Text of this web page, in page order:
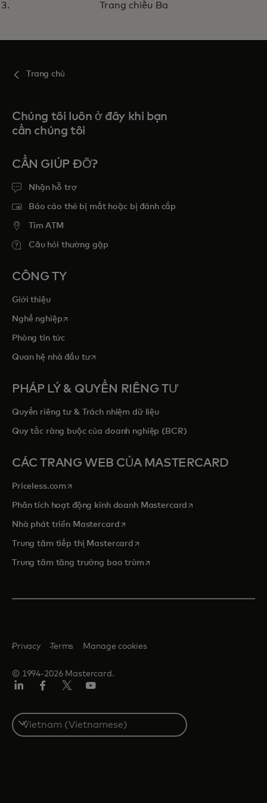
Trang chiếu Ba
Trang chủ
Chúng tôi luôn ở đây khi bạn
cần chúng tôi
CẦN GIÚP ĐỠ?
Nhận hỗ trợ
Báo cáo thẻ bị mất hoặc bị đánh cắp
Tim ATM
Câu hỏi thường gặp
CÔNG TY
Giới thiệu
Nghề nghiệpopens in a new tab
Phòng tin tức
Quan hệ nhà đầu tưopens in a new tab
PHÁP LÝ & QUYỀN RIÊNG TƯ
Quyền riêng tư & Trách nhiệm dữ liệu
Quy tắc ràng buộc của doanh nghiệp (BCR)
CÁC TRANG WEB CỦA MASTERCARD
Priceless.com opens in a new tab
Phân tích hoạt động kinh doanh Mastercard opens in a new tab
Nhà phát triển Mastercardopens in a new tab
Trung tâm tiếp thị Mastercardopens in a new tab
Trung tâm tăng trưởng bao trùmopens in a new tab
© 1994-2026 Mastercard.
Privacy Terms Manage cookies
Select
a
country